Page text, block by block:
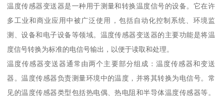
温度传感器变送器是一种用于测量和转换温度信号的设备。它在许
多工业和商业应用中被广泛使用，包括自动化控制系统、环境监
测、设备和电子设备等领域。温度传感器变送器的主要功能是将温
度信号转换为标准的电信号输出，以便于读取和处理。
温度传感器变送器通常由两个主要部分组成：温度传感器和变送
器。温度传感器负责测量环境中的温度，并将其转换为电信号。常
见的温度传感器类型包括热电偶、热电阻和半导体温度传感器等。